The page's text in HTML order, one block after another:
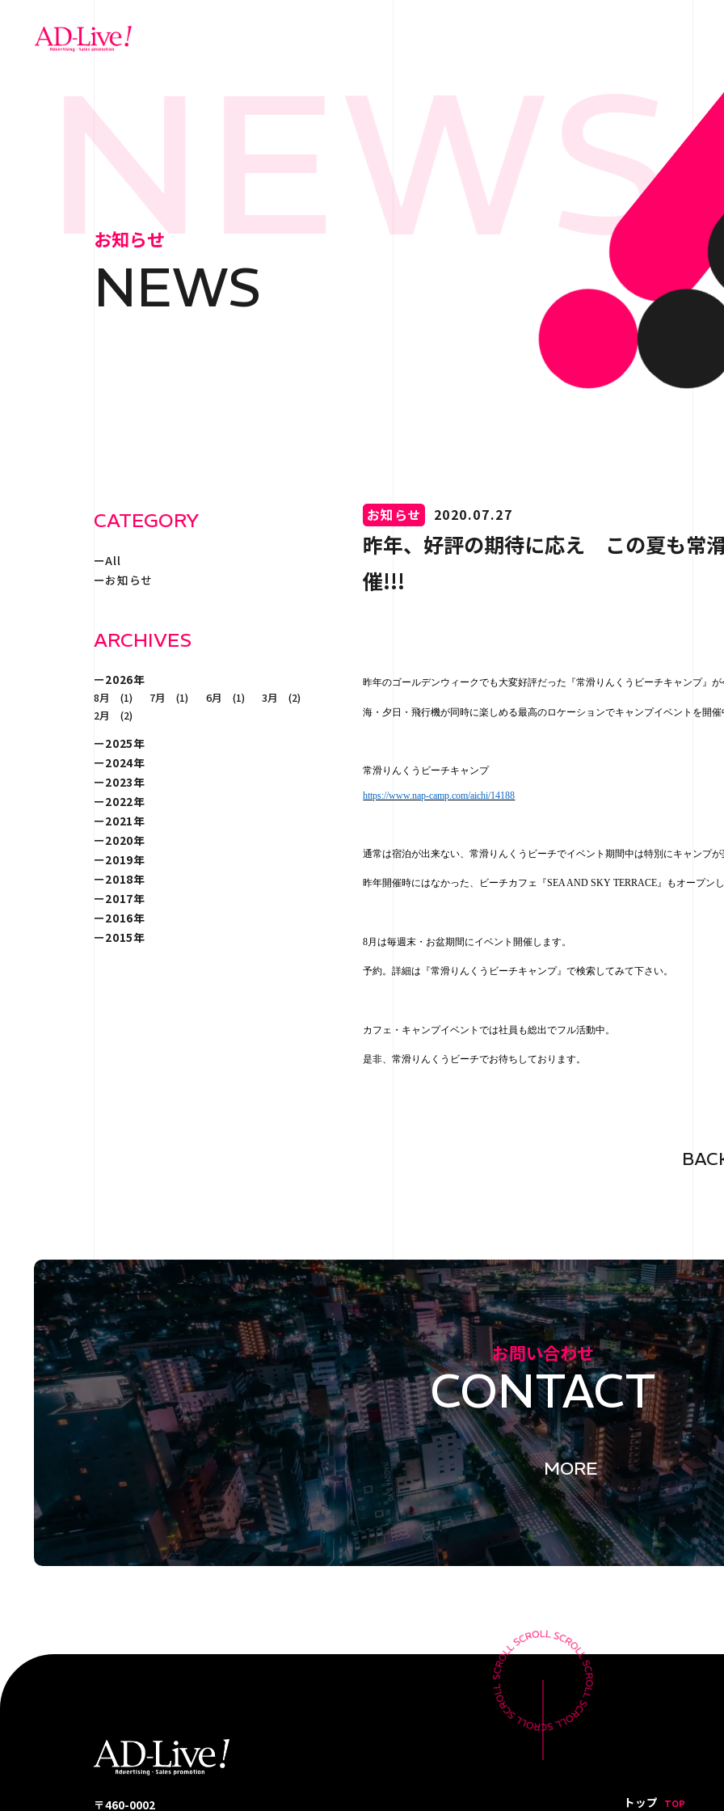
NEWS
ABOUT
RECRUIT 採用情報
CONTACT お問い合わせ
お知らせ
NEWS
お知らせ 2020.07.27
昨年、好評の期待に応え この夏も常
催!!!
昨年のゴールデンウィークでも大変好評だった『常滑りんくうビーチキャンプ』
海・夕日・飛行機が同時に楽しめる最高のロケーションでキャンプイベントを開催
常滑りんくうビーチキャンプ
https://www.nap-camp.com/aichi/14188
通常は宿泊が出来ない、常滑りんくうビーチでイベント期間中は特別にキャンプ
昨年開催時にはなかった、ビーチカフェ『SEA AND SKY TERRACE』もオープン
8月は毎週末・お盆期間にイベント開催します。
予約。詳細は『常滑りんくうビーチキャンプ』で検索してみて下さい。
カフェ・キャンプイベントでは社員も総出でフル活動中。
是非、常滑りんくうビーチでお待ちしております。
CATEGORY
All
お知らせ
ARCHIVES
2026年
8月 (1) 7月 (1) 6月 (1)
3月 (2)
2月 (2)
2025年
2024年
2023年
2022年
2021年
2020年
2019年
2018年
2017年
2016年
2015年
お問い合わせ
CONTACT
MORE
トップ TOP
〒460-0002